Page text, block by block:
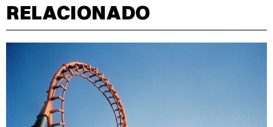
RELACIONADO